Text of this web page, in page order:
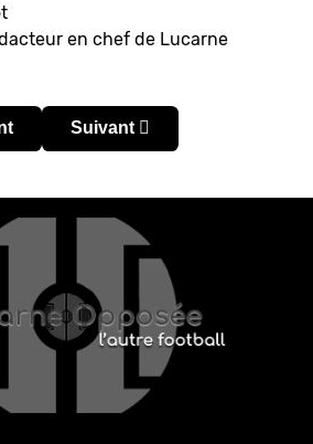
en chef de Lucarne
: Recopa Sudamericana 2023
Article suivant : Copa
Suivant